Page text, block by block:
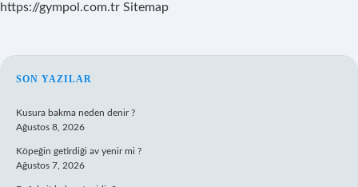
https://gympol.com.tr Sitemap
SIDEBAR
SON YAZILAR
Kusura bakma neden denir ?
Ağustos 8, 2026
Köpeğin getirdiği av yenir mi ?
Ağustos 7, 2026